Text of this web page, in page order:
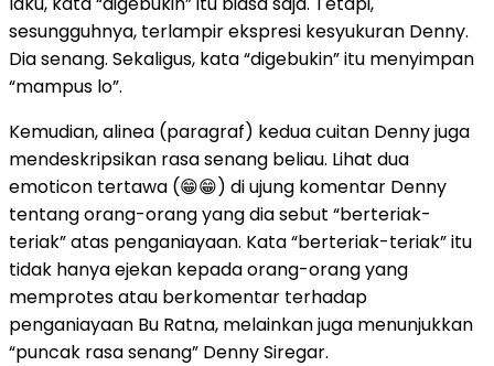
sesungguhnya, terlampir ekspresi kesyukuran Denny.
Dia senang. Sekaligus, kata “digebukin” itu menyimpan
“mampus lo”.
Kemudian, alinea (paragraf) kedua cuitan Denny juga
mendeskripsikan rasa senang beliau. Lihat dua
emoticon tertawa (😁😁) di ujung komentar Denny
tentang orang-orang yang dia sebut “berteriak-
teriak” atas penganiayaan. Kata “berteriak-teriak” itu
tidak hanya ejekan kepada orang-orang yang
memprotes atau berkomentar terhadap
penganiayaan Bu Ratna, melainkan juga menunjukkan
“puncak rasa senang” Denny Siregar.